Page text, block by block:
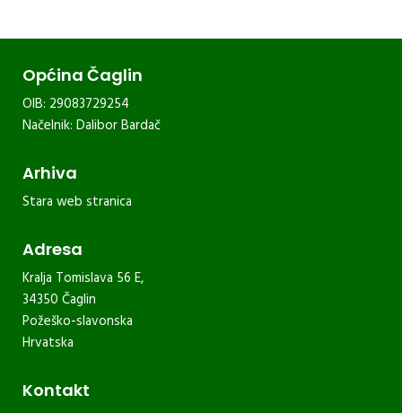
Općina Čaglin
OIB: 29083729254
Načelnik: Dalibor Bardač
Arhiva
Stara web stranica
Adresa
Kralja Tomislava 56 E,
34350 Čaglin
Požeško-slavonska
Hrvatska
Kontakt